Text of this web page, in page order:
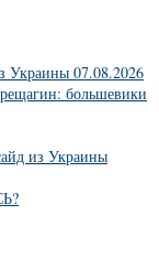
Украины 07.08.2026
большевики
из Украины